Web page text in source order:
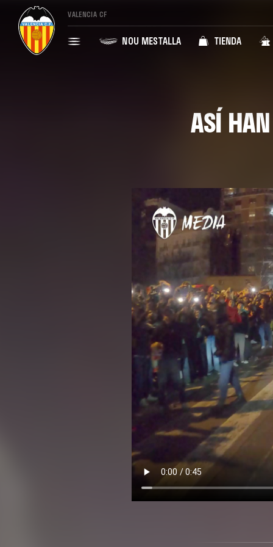
VALENCIA CF
NOU MESTALLA TIENDA
ASÍ